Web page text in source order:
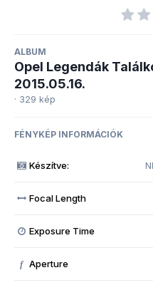
ALBUM
Opel Legendák
2015.05.16.
· 329 kép
FÉNYKÉP INFORMÁCIÓK
Készítve:
Focal Length
Exposure Time
f Aperture